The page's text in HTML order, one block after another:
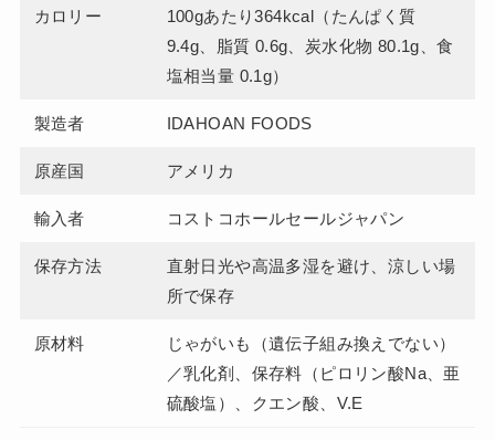
カロリー
100gあたり364kcal（たんぱく質
9.4g、脂質 0.6g、炭水化物 80.1g、食
塩相当量 0.1g）
製造者 IDAHOAN FOODS
原産国 アメリカ
輸入者 コストコホールセールジャパン
保存方法
直射日光や高温多湿を避け、涼しい場
所で保存
原材料
じゃがいも（遺伝子組み換えでない）
／乳化剤、保存料（ピロリン酸Na、亜
硫酸塩）、クエン酸、V.E